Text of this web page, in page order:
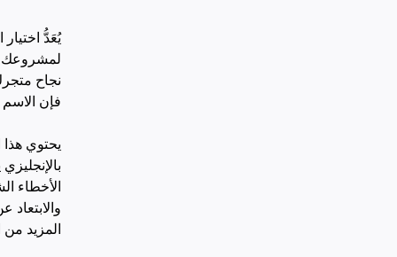
يُعَدُّ
لمشروعك
نجاح
فإن
يحتوي
الأخطاء
المزيد من